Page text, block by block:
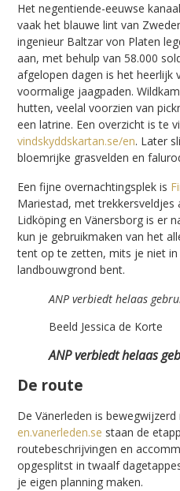
Het negentiende-eeuwse
vaak het blauwe lint van
ingenieur Baltzar von Platen
aan, met behulp van 58.000
afgelopen dagen is het heerlijk
voormalige jaagpaden.
hutten, veelal voorzien van
een latrine. Een overzicht is te
vindskyddskartan.se/en. Later
bloemrijke grasvelden en
Een fijne overnachtingsplek is
Mariestad, met trekkersveldjes
Lidköping en Vänersborg is er
kun je gebruikmaken van het
tent op te zetten, mits je niet
landbouwgrond bent.
ANP verbiedt helaas
Beeld Jessica de Korte
ANP verbiedt helaas
De route
De Vänerleden is
en.vanerleden.se staan de
routebeschrijvingen en
opgesplitst in twaalf
je eigen planning maken.